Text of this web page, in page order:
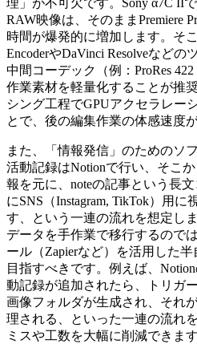
理」が不可欠です。Sony α7C II
RAW映像は、そのままPremiere
時間が爆発的に増加します。そ
EncoderやDaVinci Resolveなど
中間コーデック（例：ProRes
作業素材を軽量化することが推
シング工程でGPUアクセラレー
とで、後の編集作業の体感速度
また、「情報発信」のためのソ
活動記録はNotionで行い、そこ
報を元に、noteの記事という長
にSNS（Instagram, TikTok）用
す、という一連の流れを想定し
データを手作業で移行するので
ール（Zapierなど）を活用した
目指すべきです。例えば、
動記録が追加されたら、トリガ
画像フォルダが生成され、それ
理される、といった一連の流れ
ミスや工数を大幅に削減できます